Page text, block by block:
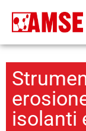
isolanti